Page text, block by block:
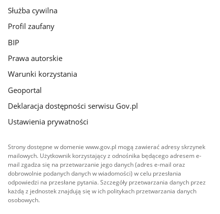
Służba cywilna
Profil zaufany
BIP
Prawa autorskie
Warunki korzystania
Geoportal
Deklaracja dostępności serwisu Gov.pl
Ustawienia prywatności
Strony dostępne w domenie www.gov.pl mogą zawierać adresy skrzynek
mailowych. Użytkownik korzystający z odnośnika będącego adresem e-
mail zgadza się na przetwarzanie jego danych (adres e-mail oraz
dobrowolnie podanych danych w wiadomości) w celu przesłania
odpowiedzi na przesłane pytania. Szczegóły przetwarzania danych przez
każdą z jednostek znajdują się w ich politykach przetwarzania danych
osobowych.